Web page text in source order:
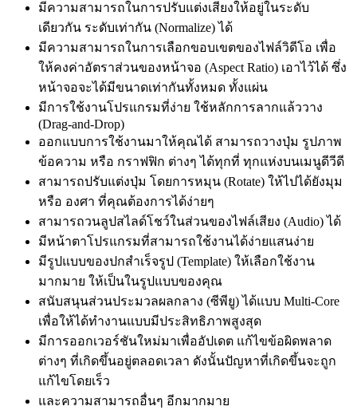
มีความสามารถในการปรับแต่งเสียงให้อยู่ในระดับ
เดียวกัน ระดับเท่ากัน (Normalize) ได้
มีความสามารถในการเลือกขอบเขตของไฟล์วิดีโอ เพื่อ
ให้คงค่าอัตราส่วนของหน้าจอ (Aspect Ratio) เอาไว้ได้ ซึ่ง
หน้าจอจะได้มีขนาดเท่ากันทั้งหมด ทั้งแผ่น
มีการใช้งานโปรแกรมที่ง่าย ใช้หลักการลากแล้ววาง
(Drag-and-Drop)
ออกแบบการใช้งานมาให้คุณได้ สามารถวางปุ่ม รูปภาพ
ข้อความ หรือ กราฟฟิก ต่างๆ ได้ทุกที่ ทุกแห่งบนเมนูดีวีดี
สามารถปรับแต่งปุ่ม โดยการหมุน (Rotate) ให้ไปได้ยังมุม
หรือ องศา ที่คุณต้องการได้ง่ายๆ
สามารถวนลูปสไลด์โชว์ในส่วนของไฟล์เสียง (Audio) ได้
มีหน้าตาโปรแกรมที่สามารถใช้งานได้ง่ายแสนง่าย
มีรูปแบบของปกสำเร็จรูป (Template) ให้เลือกใช้งาน
มากมาย ให้เป็นในรูปแบบของคุณ
สนับสนุนส่วนประมวลผลกลาง (ซีพียู) ได้แบบ Multi-Core
เพื่อให้ได้ทำงานแบบมีประสิทธิภาพสูงสุด
มีการออกเวอร์ชันใหม่มาเพื่ออัปเดต แก้ไขข้อผิดพลาด
ต่างๆ ที่เกิดขึ้นอยู่ตลอดเวลา ดังนั้นปัญหาที่เกิดขึ้นจะถูก
แก้ไขโดยเร็ว
และความสามารถอื่นๆ อีกมากมาย